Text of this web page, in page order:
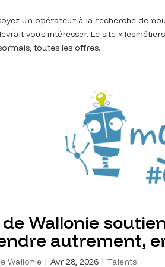
un opérateur à la recherche de
vous intéresser. Le site «
toutes les offres...
de Wallonie
autrement,
Wallonie |Avr 28, 2026 |Talents